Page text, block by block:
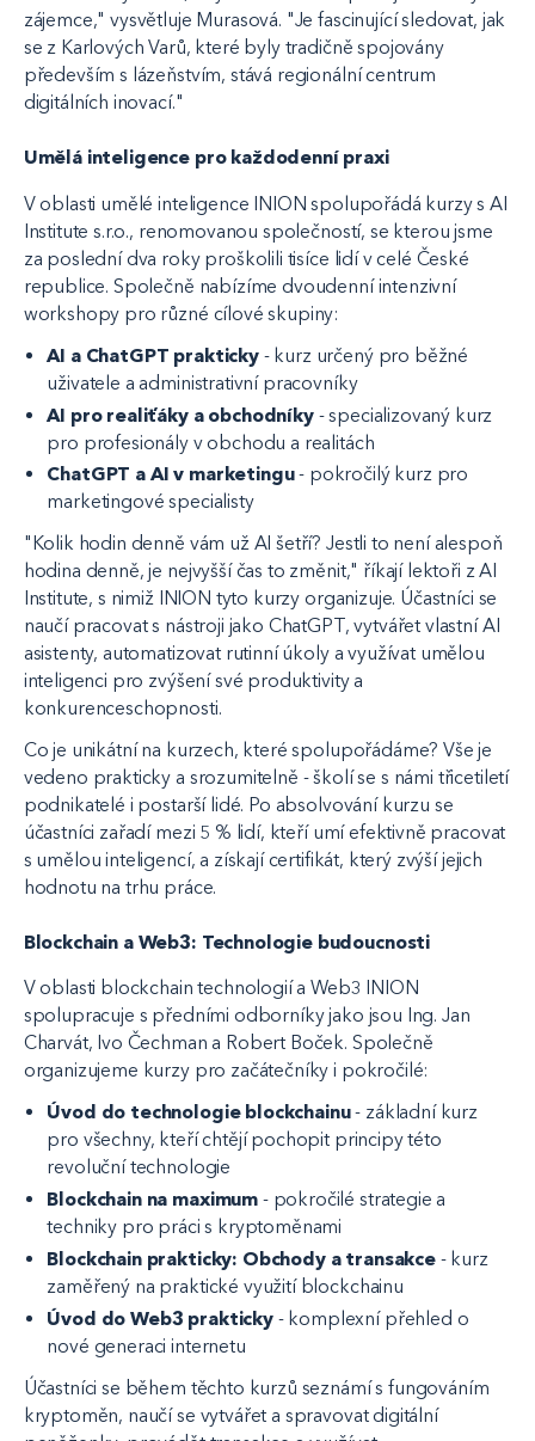
zájemce," vysvětluje Murasová. "Je fascinující sledovat, jak
se z Karlových Varů, které byly tradičně spojovány
především s lázeňstvím, stává regionální centrum
digitálních inovací."
Umělá inteligence pro každodenní praxi
V oblasti umělé inteligence INION spolupořádá kurzy s AI
Institute s.r.o., renomovanou společností, se kterou jsme
za poslední dva roky proškolili tisíce lidí v celé České
republice. Společně nabízíme dvoudenní intenzivní
workshopy pro různé cílové skupiny:
AI a ChatGPT prakticky- kurz určený pro běžné
uživatele a administrativní pracovníky
AI pro realiťáky a obchodníky- specializovaný kurz
pro profesionály v obchodu a realitách
ChatGPT a AI v marketingu- pokročilý kurz pro
marketingové specialisty
"Kolik hodin denně vám už AI šetří? Jestli to není alespoň
hodina denně, je nejvyšší čas to změnit," říkají lektoři z AI
Institute, s nimiž INION tyto kurzy organizuje. Účastníci se
naučí pracovat s nástroji jako ChatGPT, vytvářet vlastní AI
asistenty, automatizovat rutinní úkoly a využívat umělou
inteligenci pro zvýšení své produktivity a
konkurenceschopnosti.
Co je unikátní na kurzech, které spolupořádáme? Vše je
vedeno prakticky a srozumitelně - školí se s námi třicetiletí
podnikatelé i postarší lidé. Po absolvování kurzu se
účastníci zařadí mezi 5 % lidí, kteří umí efektivně pracovat
s umělou inteligencí, a získají certifikát, který zvýší jejich
hodnotu na trhu práce.
Blockchain a Web3: Technologie budoucnosti
V oblasti blockchain technologií a Web3 INION
spolupracuje s předními odborníky jako jsou Ing. Jan
Charvát, Ivo Čechman a Robert Boček. Společně
organizujeme kurzy pro začátečníky i pokročilé:
Úvod do technologie blockchainu- základní kurz
pro všechny, kteří chtějí pochopit principy této
revoluční technologie
Blockchain na maximum - pokročilé strategie a
techniky pro práci s kryptoměnami
Blockchain prakticky: Obchody a transakce- kurz
zaměřený na praktické využití blockchainu
Úvod do Web3 prakticky- komplexní přehled o
nové generaci internetu
Účastníci se během těchto kurzů seznámí s fungováním
kryptoměn, naučí se vytvářet a spravovat digitální